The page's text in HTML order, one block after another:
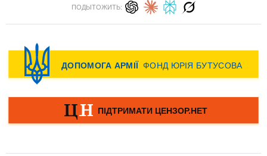
ПОДЫТОЖИТЬ: